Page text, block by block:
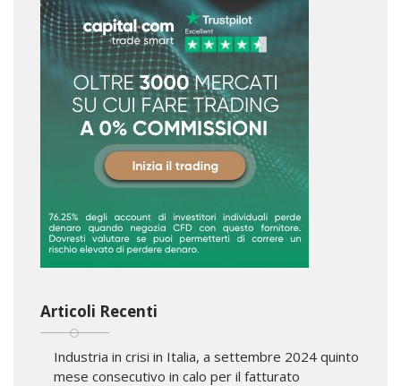
Articoli Recenti
Industria in crisi in Italia, a settembre 2024 quinto
mese consecutivo in calo per il fatturato